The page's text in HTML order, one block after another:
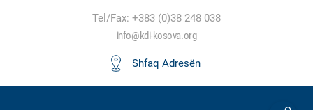
Tel/Fax: +383 (0)38 248 038
info@kdi-kosova.org
Shfaq Adresën